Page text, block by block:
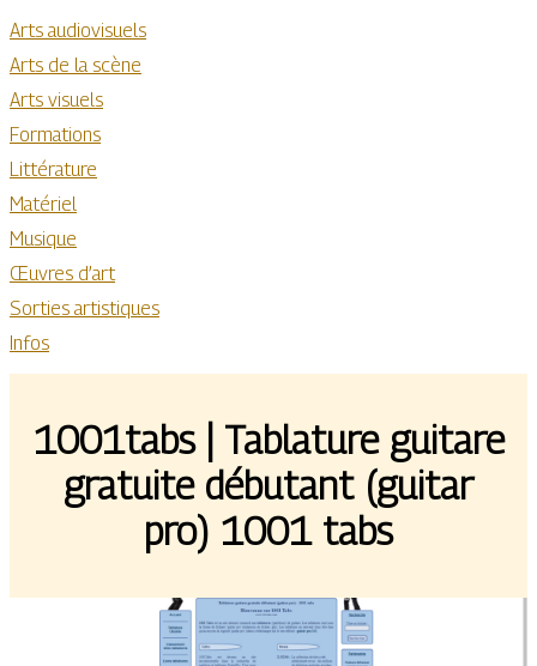
Arts audiovisuels
Arts de la scène
Arts visuels
Formations
Littérature
Matériel
Musique
Œuvres d’art
Sorties artistiques
Infos
1001tabs | Tablature guitare
gratuite débutant (guitar
pro) 1001 tabs